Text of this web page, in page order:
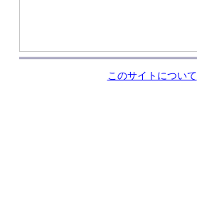
このサイトについて